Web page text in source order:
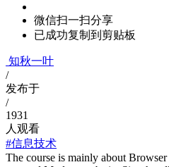
微信扫一扫分享
已成功复制到剪贴板
知秋一叶
/
发布于
/
1931
人观看
#信息技术
The course is mainly about